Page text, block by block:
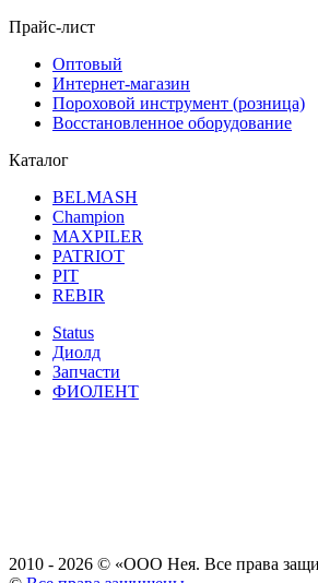
Прайс-лист
Оптовый
Интернет-магазин
Пороховой инструмент (розница)
Восстановленное оборудование
Каталог
BELMASH
Champion
MAXPILER
PATRIOT
PIT
REBIR
Status
Диолд
Запчасти
ФИОЛЕНТ
2010 - 2026 © «ООО Нея. Все права